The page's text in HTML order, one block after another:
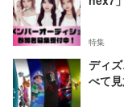
特集
ディ
べて見